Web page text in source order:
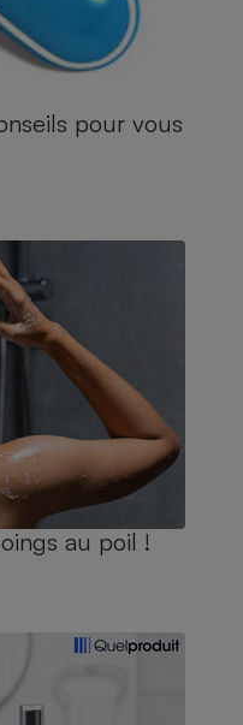
pour vous
au poil !